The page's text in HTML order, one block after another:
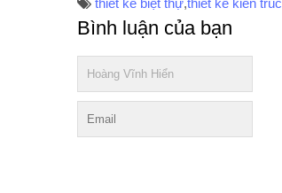
thiết kế biệt thự,thiết kế kiến trúc
Bình luận của bạn